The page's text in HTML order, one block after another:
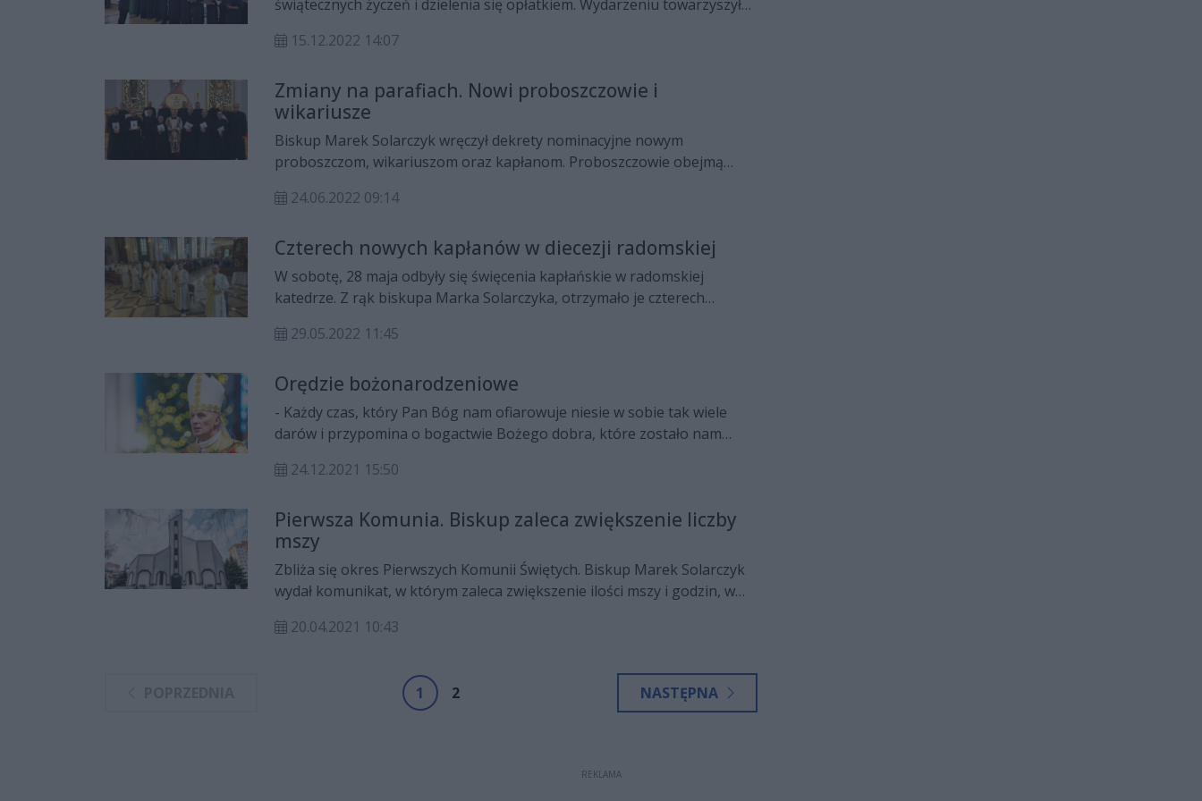
świątecznych życzeń i dzielenia się opłatkiem. Wydarzeniu towarzyszył
15.12.2022 14:07
Zmiany na parafiach. Nowi proboszczowie i
wikariusze
Biskup Marek Solarczyk wręczył dekrety nominacyjne nowym
proboszczom, wikariuszom oraz kapłanom. Proboszczowie obejmą
24.06.2022 09:14
Czterech nowych kapłanów w diecezji radomskiej
W sobotę, 28 maja odbyły się święcenia kapłańskie w radomskiej
katedrze. Z rąk biskupa Marka Solarczyka, otrzymało je czterech
29.05.2022 11:45
Orędzie bożonarodzeniowe
- Każdy czas, który Pan Bóg nam ofiarowuje niesie w sobie tak wiele
darów i przypomina o bogactwie Bożego dobra, które zostało nam
biskup Marek Solarczyk, ordynariusz Diecezji Radomskiej.
24.12.2021 15:50
Pierwsza Komunia. Biskup zaleca zwiększenie liczby
mszy
Zbliża się okres Pierwszych Komunii Świętych. Biskup Marek Solarczyk
wydał komunikat, w którym zaleca zwiększenie ilości mszy i godzin, w
się na trzy terminy.
20.04.2021 10:43
1 2 NASTĘPNA
REKLAMA